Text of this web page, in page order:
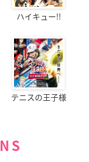
ハイキュー!!
テニスの王子様